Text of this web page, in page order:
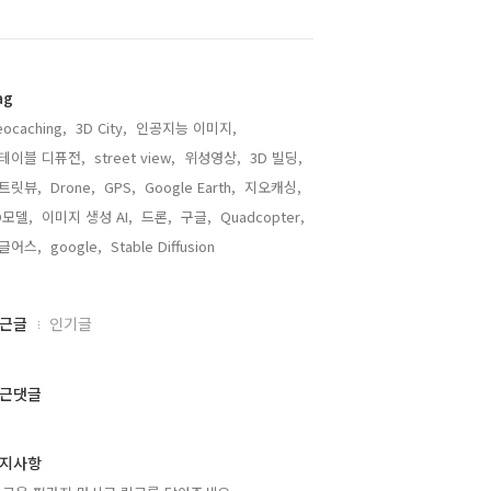
3D City, 인공지능 이미지,
이블 디퓨전, street view, 위성영상, 3D 빌딩,
릿뷰, Drone, GPS, Google Earth, 지오캐싱,
델, 이미지 생성 AI, 드론, 구글, Quadcopter,
어스, google, Stable Diffusion,
글 인기글
댓글
사항